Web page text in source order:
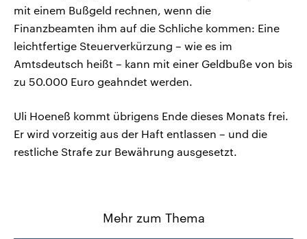
mit einem Bußgeld rechnen, wenn die
Finanzbeamten ihm auf die Schliche kommen: Eine
leichtfertige Steuerverkürzung – wie es im
Amtsdeutsch heißt – kann mit einer Geldbuße von bis
zu 50.000 Euro geahndet werden.
Uli Hoeneß kommt übrigens Ende dieses Monats frei.
Er wird vorzeitig aus der Haft entlassen – und die
restliche Strafe zur Bewährung ausgesetzt.
Mehr zum Thema